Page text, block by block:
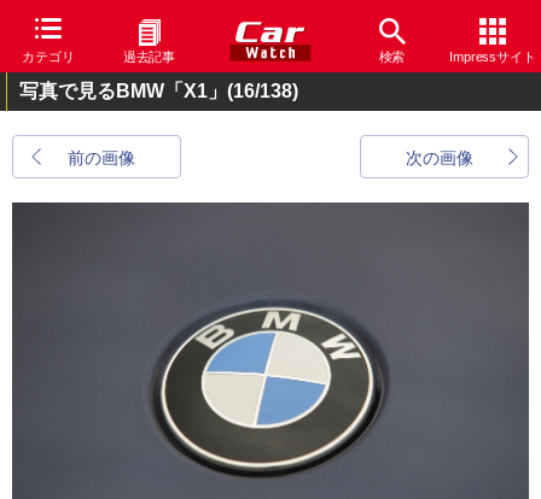
カテゴリ 過去記事 検索 Impressサイト
写真で見るBMW「X1」 (16/138)
前の画像 次の画像